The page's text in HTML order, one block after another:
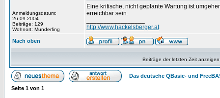
Anmeldungsdatum:
26.09.2004
Beiträge: 129
Wohnort: Munderfing
Eine kritische, nicht geplante Wartung ist
erreichbar sein.
http://www.hackelsberger.at
Nach oben
Beiträge der letzten Zeit
Das deutsche QBasic- und
Seite 1 von 1